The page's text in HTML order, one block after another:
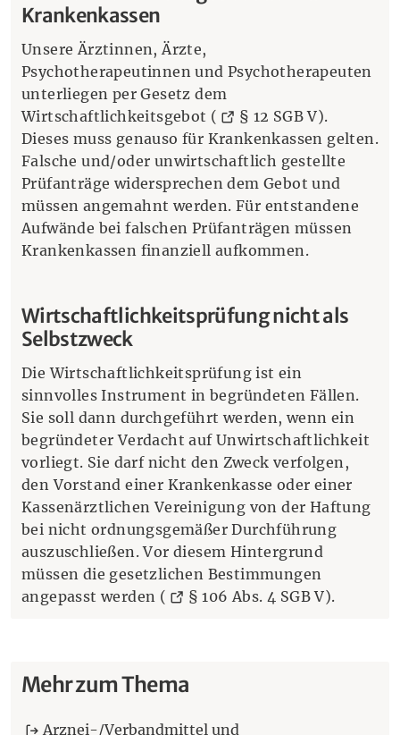
Krankenkassen
Unsere Ärztinnen, Ärzte,
Psychotherapeutinnen und Psychotherapeuten
unterliegen per Gesetz dem
Wirtschaftlichkeitsgebot (
§ 12 SGB V(Öffnet
).
Dieses muss genauso für Krankenkassen gelten.
Falsche und/oder unwirtschaftlich gestellte
Prüfanträge widersprechen dem Gebot und
müssen angemahnt werden. Für entstandene
Aufwände bei falschen Prüfanträgen müssen
Krankenkassen finanziell aufkommen.
Wirtschaftlichkeitsprüfung nicht als
Selbstzweck
Die Wirtschaftlichkeitsprüfung ist ein
sinnvolles Instrument in begründeten Fällen.
Sie soll dann durchgeführt werden, wenn ein
begründeter Verdacht auf Unwirtschaftlichkeit
vorliegt. Sie darf nicht den Zweck verfolgen,
den Vorstand einer Krankenkasse oder einer
Kassenärztlichen Vereinigung von der Haftung
bei nicht ordnungsgemäßer Durchführung
auszuschließen. Vor diesem Hintergrund
müssen die gesetzlichen Bestimmungen
angepasst werden (
§ 106 Abs. 4 SGB V(Öffnet
).
Mehr zum Thema
Arznei-/Verbandmittel und